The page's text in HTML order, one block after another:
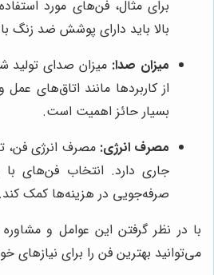
برای مثال، فن‌های مورد
بالا باید دارای پوشش ضد زنگ
میزان صدا: میزان صدای تولید
از کاربردها مانند اتاق‌های
بسیار حائز اهمیت است.
مصرف انرژی: مصرف انرژی فن،
جاری دارد. انتخاب فن‌های با
صرفه‌جویی در هزینه‌ها کمک کند.
با در نظر گرفتن این عوامل و مشاوره
می‌توانید بهترین فن را برای نیازهای